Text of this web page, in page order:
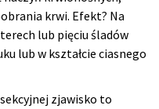
krwi. Efekt? Na
lub pięciu śladów
lub w kształcie ciasnego
zjawisko to